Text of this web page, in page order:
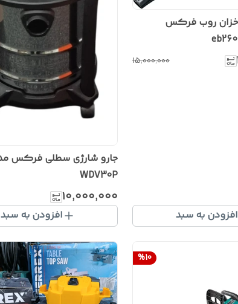
خزان روب فرکس
۱۵٬۰۰۰٬۰۰۰
افزودن به سبد
WDV30P
۱۰٬۰۰۰٬۰۰۰
افزودن به سبد
%10